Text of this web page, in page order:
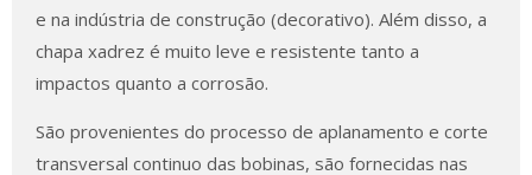
e na indústria de construção (decorativo). Além disso, a
chapa xadrez é muito leve e resistente tanto a
impactos quanto a corrosão.
São provenientes do processo de aplanamento e corte
transversal continuo das bobinas, são fornecidas nas